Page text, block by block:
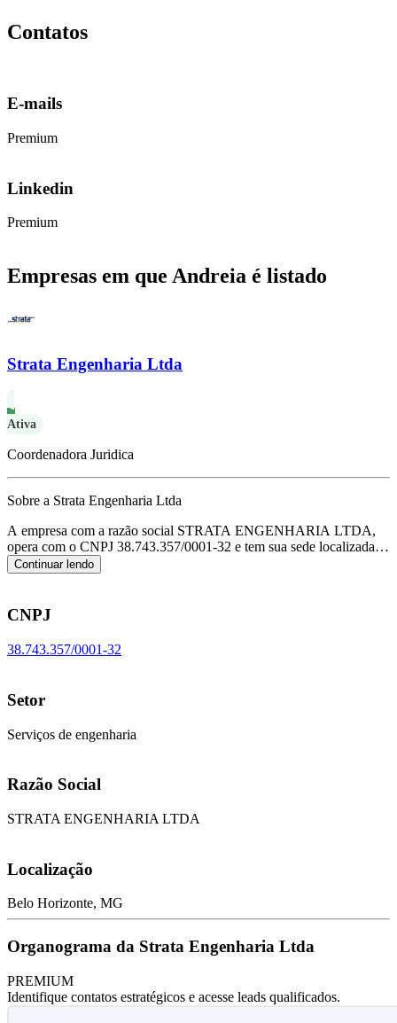
Contatos
E-mails
Premium
Linkedin
Premium
Empresas em que Andreia é listado
Strata Engenharia Ltda
Ativa
Coordenadora Juridica
Sobre a Strata Engenharia Ltda
A empresa com a razão social STRATA ENGENHARIA LTDA,
opera com o CNPJ 38.743.357/0001-32 e tem sua sede localizada
em Belo Horizonte/MG.
de engenharia, de acordo com o código CNAE M-7112-0/00.
Continuar lendo
CNPJ
38.743.357/0001-32
Setor
Serviços de engenharia
Razão Social
STRATA ENGENHARIA LTDA
Localização
Belo Horizonte, MG
Organograma da Strata Engenharia Ltda
PREMIUM
Identifique contatos estratégicos e acesse leads qualificados.